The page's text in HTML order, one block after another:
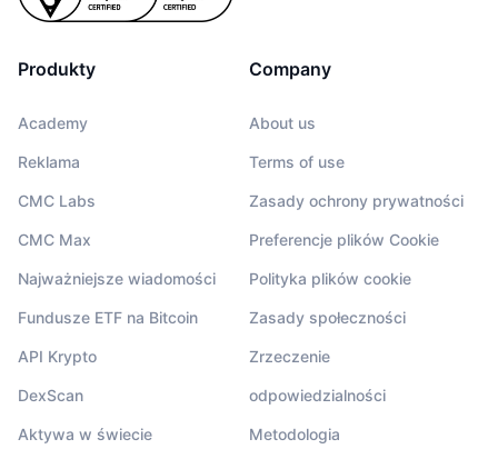
Produkty
Academy
Reklama
CMC Labs
CMC Max
Najważniejsze wiadomości
Fundusze ETF na Bitcoin
API Krypto
DexScan
Aktywa w świecie
Company
About us
Terms of use
Zasady ochrony prywatności
Preferencje plików Cookie
Polityka plików cookie
Zasady społeczności
Zrzeczenie
odpowiedzialności
Metodologia